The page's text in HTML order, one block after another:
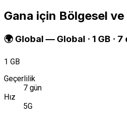
Gana için Bölgesel
🌍 Global — Global · 1 GB ·
1 GB
Geçerlilik
7 gün
Hız
5G